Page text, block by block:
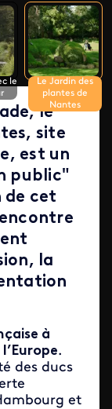
le
Le Jardin des
plantes de
Nantes
le
site
est un
public"
de cet
la
à
.
des ducs
et